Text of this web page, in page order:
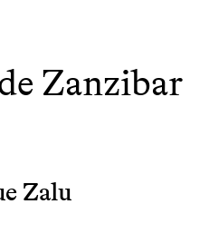
Zanzibar
Zalu